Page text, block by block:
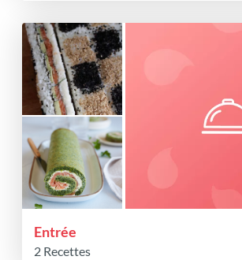
Entrée
2 Recettes